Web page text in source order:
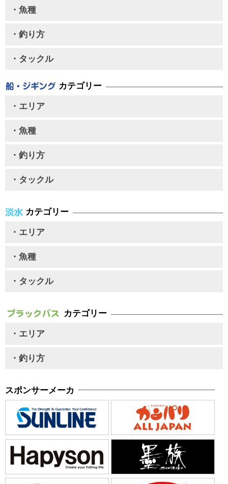
・魚種
・釣り方
・タックル
カテゴリー
・エリア
・魚種
・釣り方
・タックル
カテゴリー
・エリア
・魚種
・タックル
カテゴリー
・エリア
・釣り方
スポンサーメーカ